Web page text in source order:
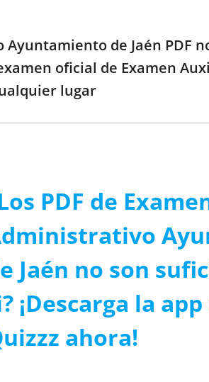
de Jaén PDF
oficial de Examen
lugar
PDF de
Jaén no son
¡Descarga la app
ahora!